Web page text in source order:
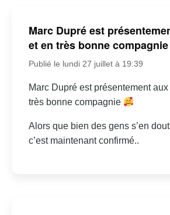
Marc Dupré est
et en très bonne compagnie
Publié le lundi 27 juillet à 19:39
Marc Dupré est présentement
très bonne compagnie
Alors que bien des gens s’en
c’est maintenant confirmé..